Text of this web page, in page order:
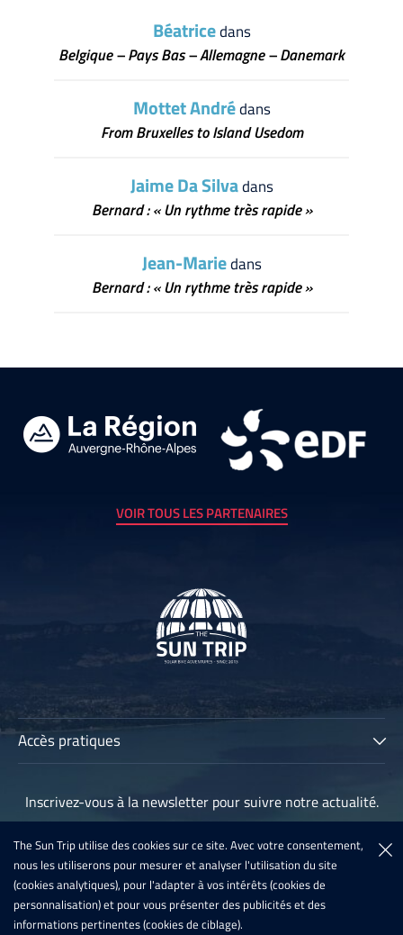
Béatricedans
Belgique – Pays Bas – Allemagne – Danemark
Mottet Andrédans
From Bruxelles to Island Usedom
Jaime Da Silvadans
Bernard : « Un rythme très rapide »
Jean-Mariedans
Bernard : « Un rythme très rapide »
VOIR TOUS LES PARTENAIRES
Accès pratiques
Les participants
Archives
Sun Trip France 2020
Inscription 2021
Inscrivez-vous à la newsletter pour suivre notre actualité.
Inscription à la newsletter
The Sun Trip utilise des cookies sur ce site. Avec votre consentement,
nous les utiliserons pour mesurer et analyser l'utilisation du site
(cookies analytiques), pour l'adapter à vos intérêts (cookies de
personnalisation) et pour vous présenter des publicités et des
informations pertinentes (cookies de ciblage).